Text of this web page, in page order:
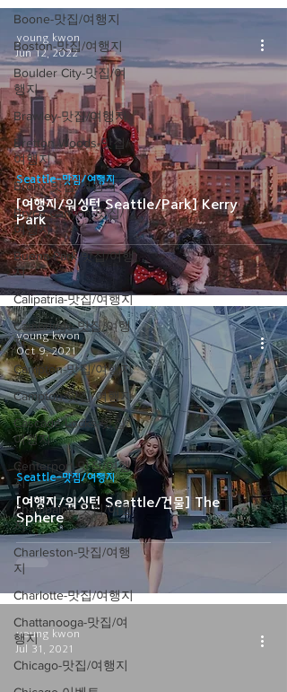
Boone-맛집/여행지
Boston-맛집/여행지
Boulder City-맛집/여
행지
Brawley-맛집/여행지
Bretton Woods-맛집/
여행지
Bronx-맛집/여행지
Bryce Canyon-맛집/
여행지
Buena Park-맛집/여행
지
Calipatria-맛집/여행지
Cambridge-맛집/여행
지
Campton-맛집/여행지
Campton-맛집/여행지
Cascade Locks-맛집/
여행지
Centerport-맛집/여행
지
Champaign-맛집/여행
지
Charleston-맛집/여행
지
Charlotte-맛집/여행지
Chattanooga-맛집/여
행지
Chicago-맛집/여행지
[여행지/워싱턴 Seattle/Park] Kerry
Park
Seattle-맛집/여행지
young kwon
Jun 12, 2022
[여행지/워싱턴 Seattle/건물] The
Sphere
Seattle-맛집/여행지
young kwon
Oct 9, 2021
young kwon
Jul 31, 2021